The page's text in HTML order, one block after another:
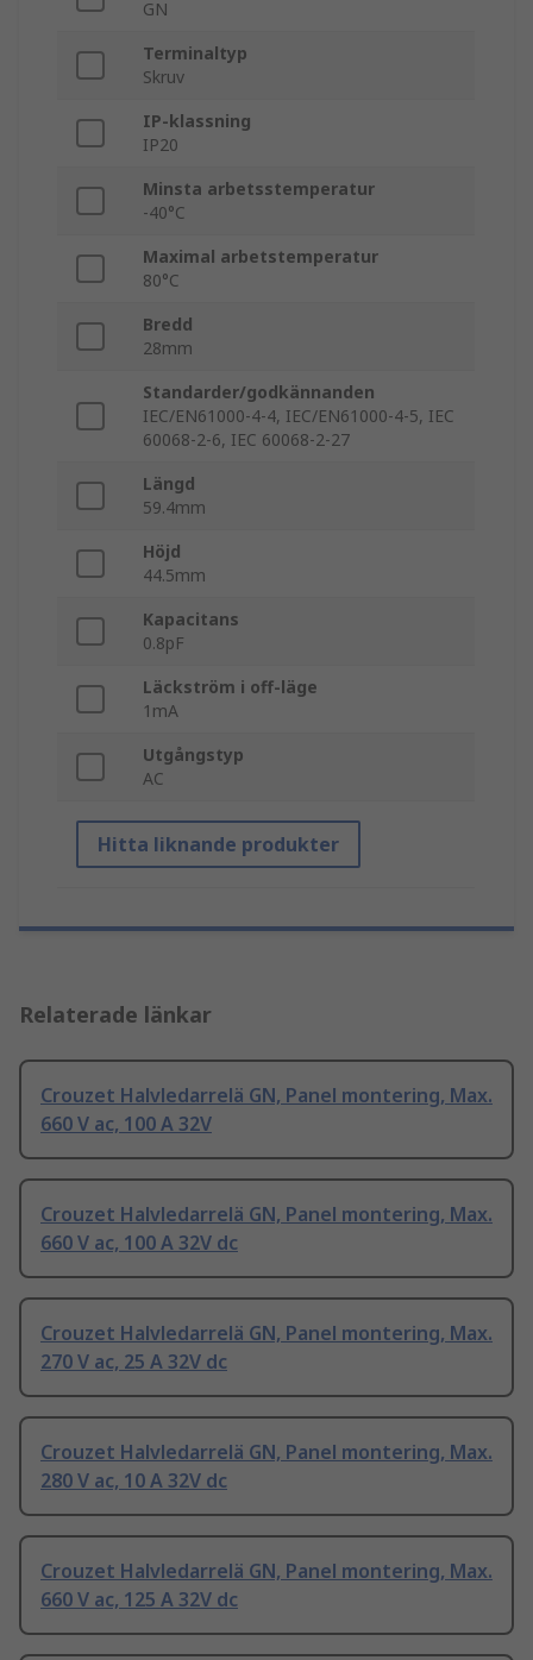
GN
Terminaltyp
Skruv
IP-klassning
IP20
Minsta arbetsstemperatur
-40°C
Maximal arbetstemperatur
80°C
Bredd
28mm
Standarder/godkännanden
IEC/EN61000-4-4, IEC/EN61000-4-5, IEC
60068-2-6, IEC 60068-2-27
Längd
59.4mm
Höjd
44.5mm
Kapacitans
0.8pF
Läckström i off-läge
1mA
Utgångstyp
AC
Hitta liknande produkter
Relaterade länkar
Crouzet Halvledarrelä GN, Panel montering, Max.
660 V ac, 100 A 32V
Crouzet Halvledarrelä GN, Panel montering, Max.
660 V ac, 100 A 32V dc
Crouzet Halvledarrelä GN, Panel montering, Max.
270 V ac, 25 A 32V dc
Crouzet Halvledarrelä GN, Panel montering, Max.
280 V ac, 10 A 32V dc
Crouzet Halvledarrelä GN, Panel montering, Max.
660 V ac, 125 A 32V dc